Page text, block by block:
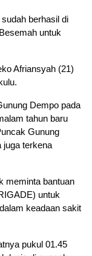
berhasil di
untuk
Afriansyah (21)
Dempo pada
tahun baru
Gunung
juga terkena
meminta bantuan
untuk
keadaan sakit
pukul 01.45